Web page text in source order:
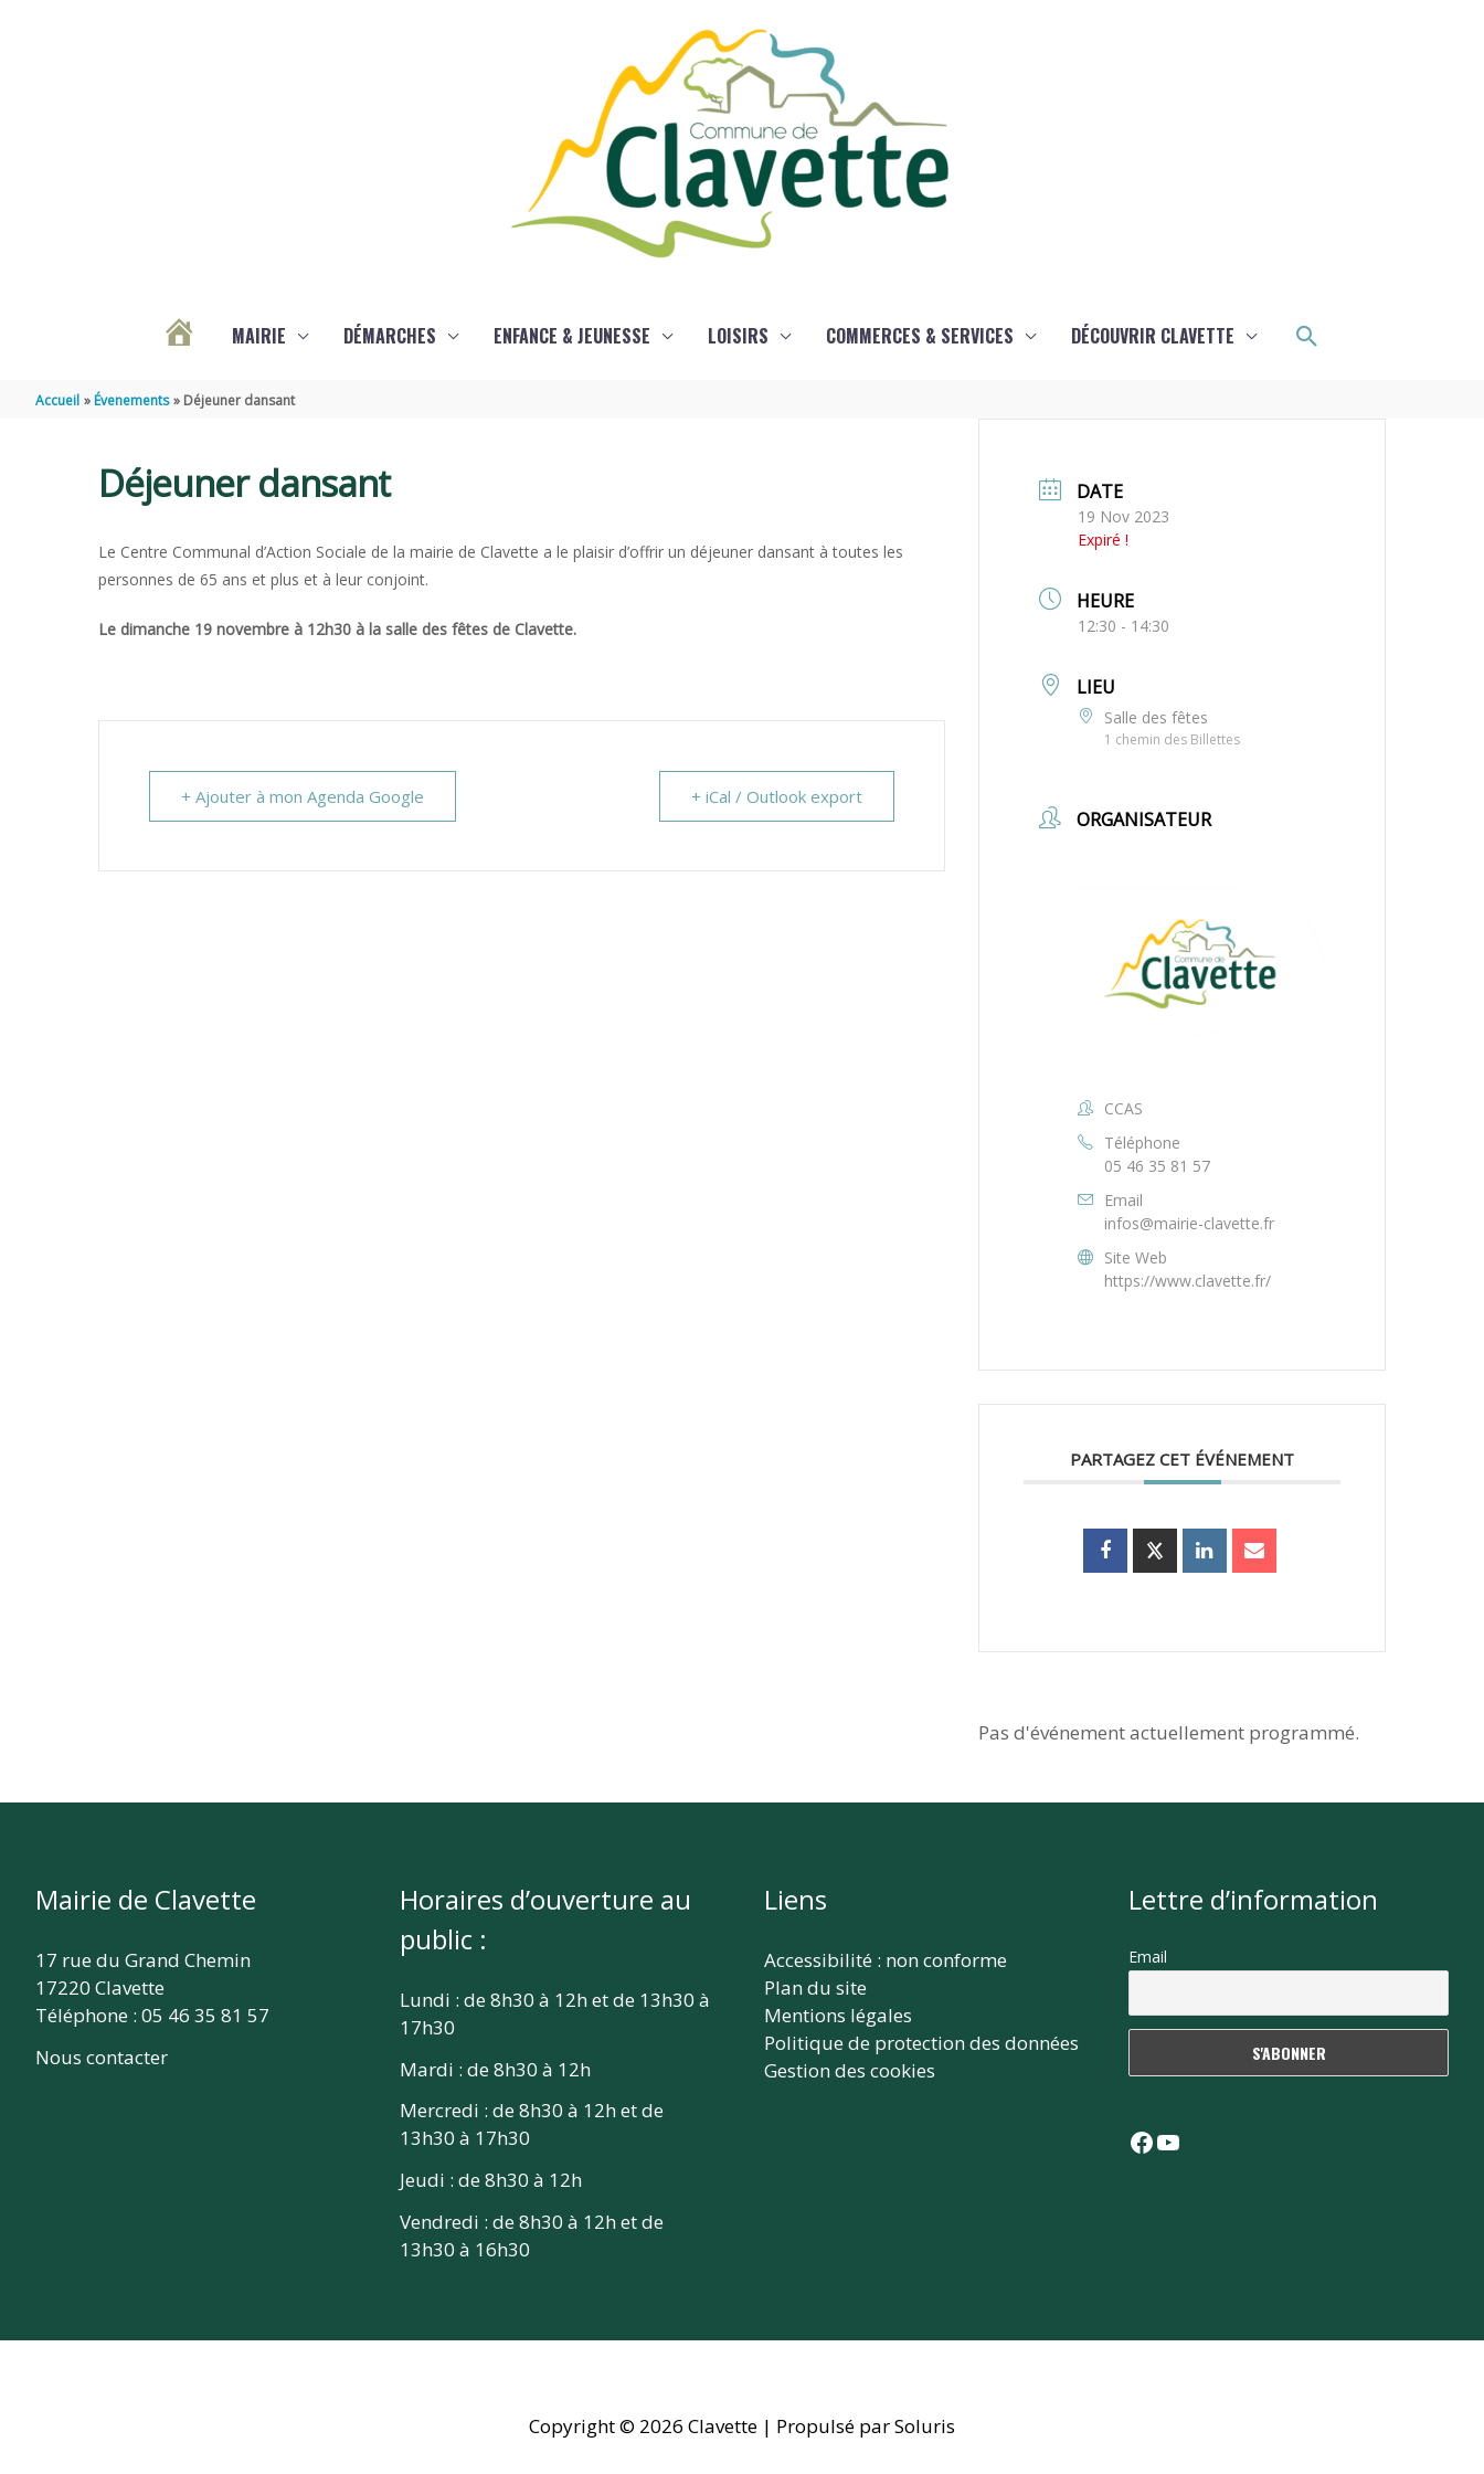
MAIRIE DÉMARCHES ENFANCE & JEUNESSE LOISIRS COMMERCES & SERVICES DÉCOUVRIR CLAVETTE Rechercher
Accueil Évenements Déjeuner dansant
Déjeuner dansant
Le Centre Communal d’Action Sociale de la mairie de Clavette a le plaisir d’offrir un déjeuner dansant à toutes les
personnes de 65 ans et plus et à leur conjoint.
Le dimanche 19 novembre à 12h30 à la salle des fêtes de Clavette.
+ Ajouter à mon Agenda Google + iCal / Outlook export
DATE
19 Nov 2023
Expiré !
HEURE
12:30 - 14:30
LIEU
Salle des fêtes
1 chemin des Billettes
ORGANISATEUR
CCAS
Téléphone
05 46 35 81 57
Email
infos@mairie-clavette.fr
Site Web
https://www.clavette.fr/
PARTAGEZ CET ÉVÉNEMENT
Pas d'événement actuellement programmé.
Mairie de Clavette
17 rue du Grand Chemin
17220 Clavette
Téléphone : 05 46 35 81 57
Nous contacter
Horaires d’ouverture au
public :
Lundi : de 8h30 à 12h et de 13h30 à
17h30
Mardi : de 8h30 à 12h
Mercredi : de 8h30 à 12h et de
13h30 à 17h30
Jeudi : de 8h30 à 12h
Vendredi : de 8h30 à 12h et de
13h30 à 16h30
Liens
Accessibilité : non conforme
Plan du site
Mentions légales
Politique de protection des données
Gestion des cookies
Lettre d’information
Email
Facebook
YouTube
Copyright © 2026 Clavette | Propulsé par Soluris